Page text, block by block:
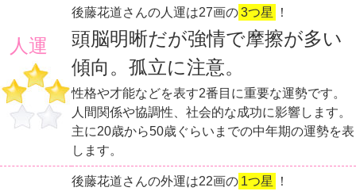
人運
後藤花道さんの人運は27画の3つ星 ！
頭脳明晰だが強情で摩擦が多い
傾向。孤立に注意。
性格や才能などを表す2番目に重要な運勢です。
人間関係や協調性、社会的な成功に影響します。
主に20歳から50歳ぐらいまでの中年期の運勢を表
します。
後藤花道さんの外運は22画の 1つ星 ！